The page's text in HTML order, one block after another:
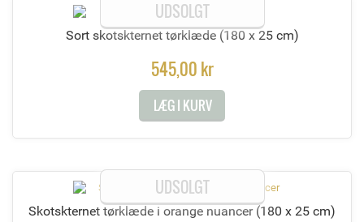
UDSOLGT
Sort skotskternet tørklæde (180 x 25 cm)
545,00 kr
LÆG I KURV
UDSOLGT
Skotskternet tørklæde i orange nuancer (180 x 25 cm)